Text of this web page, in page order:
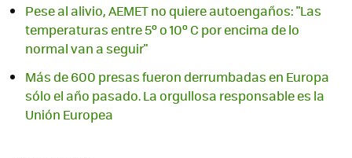
Pese al alivio, AEMET no quiere autoengaños: "Las
temperaturas entre 5º o 10º C por encima de lo
normal van a seguir"
Más de 600 presas fueron derrumbadas en Europa
sólo el año pasado. La orgullosa responsable es la
Unión Europea